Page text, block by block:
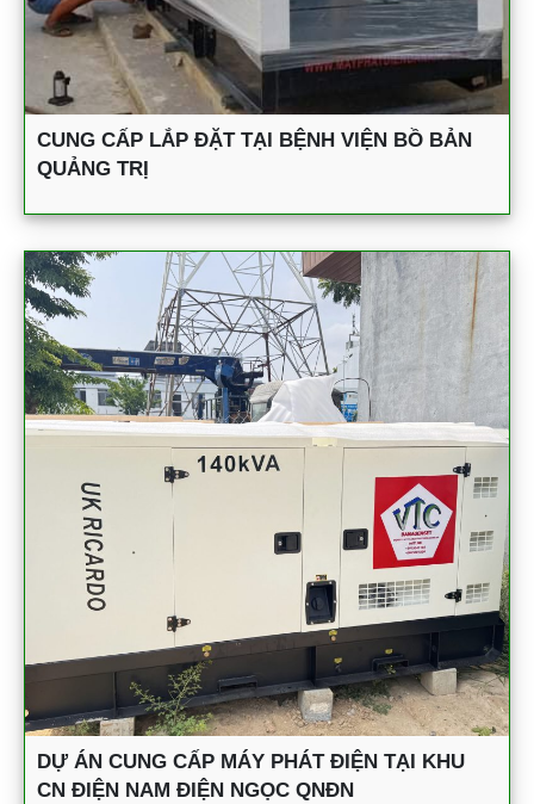
CUNG CẤP LẮP ĐẶT TẠI BỆNH VIỆN BỒ BẢN
QUẢNG TRỊ
DỰ ÁN CUNG CẤP MÁY PHÁT ĐIỆN TẠI KHU
CN ĐIỆN NAM ĐIỆN NGỌC QNĐN